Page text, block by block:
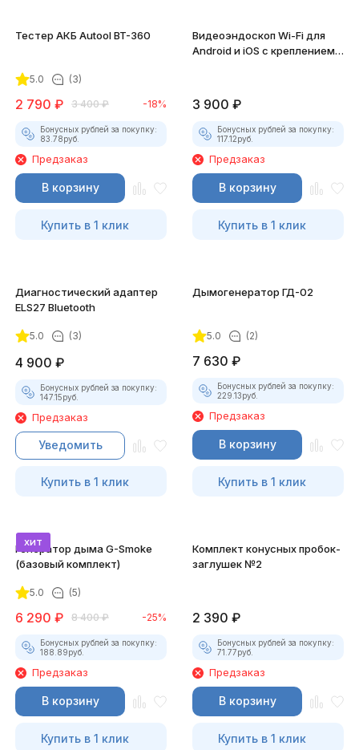
Тестер АКБ Autool BT-360
5.0 (3)
2 790 ₽ 3 400 ₽ -18%
Бонусных рублей за покупку:
83.78руб.
Предзаказ
В корзину
Купить в 1 клик
Видеоэндоскоп Wi-Fi для
Android и iOS с креплением
3 900 ₽
Бонусных рублей за покупку:
117.12руб.
Предзаказ
В корзину
Купить в 1 клик
Диагностический адаптер
ELS27 Bluetooth
5.0 (3)
4 900 ₽
Бонусных рублей за покупку:
147.15руб.
Предзаказ
Уведомить
Купить в 1 клик
Дымогенератор ГД-02
5.0 (2)
7 630 ₽
Бонусных рублей за покупку:
229.13руб.
Предзаказ
В корзину
Купить в 1 клик
хит
Генератор дыма G-Smoke
(базовый комплект)
5.0 (5)
6 290 ₽ 8 400 ₽ -25%
Бонусных рублей за покупку:
188.89руб.
Предзаказ
В корзину
Купить в 1 клик
Комплект конусных пробок-
заглушек №2
2 390 ₽
Бонусных рублей за покупку:
71.77руб.
Предзаказ
В корзину
Купить в 1 клик